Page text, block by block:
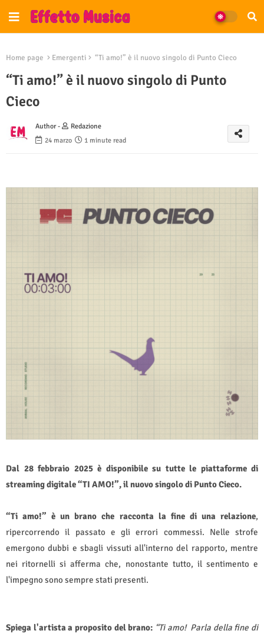
Home page Emergenti “Ti amo!” è il nuovo singolo di Punto Cieco
“Ti amo!” è il nuovo singolo di Punto
Cieco
Author -
Redazione
24 marzo
1 minute read
Dal 28 febbraio 2025 è disponibile su tutte le piattaforme di
streaming digitale “TI AMO!”, il nuovo singolo di Punto Cieco.
“Ti amo!” è un brano che racconta la fine di una relazione,
ripercorrendo il passato e gli errori commessi. Nelle strofe
emergono dubbi e sbagli vissuti all'interno del rapporto, mentre
nei ritornelli si afferma che, nonostante tutto, il sentimento e
l'impegno sono sempre stati presenti.
Spiega l'artista a proposito del brano: “Ti amo! Parla della fine di